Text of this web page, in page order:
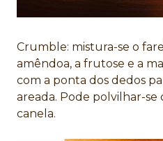
Crumble: mistura-se o
amêndoa, a frutose e a
com a ponta dos dedos
areada. Pode polvilhar-
canela.